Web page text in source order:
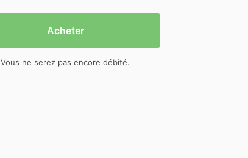
Acheter
Vous ne serez pas encore débité.